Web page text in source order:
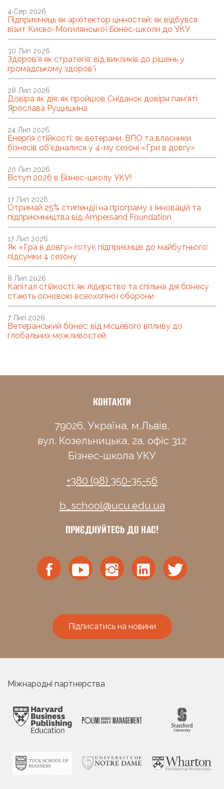
Підприємець як архітектор цінностей: як відбувся
візит Києво-Могилянської Бізнес-школи до УКУ
4 Сер 2026
Здоров’я як стратегія: від викликів до рішень у
громадському здоров’ї
30 Лип 2026
Довіра як дія: як пройшов Сніданок довіри пам’яті
Ярослава Рущишина
28 Лип 2026
Енергія стійкості: як ветерани, ВПО та власники
бізнесів об’єдналися у 4-му сезоні «Гри в довгу»
24 Лип 2026
Вступ 2026 в Бізнес-школу УКУ!
20 Лип 2026
Отримай 25% стипендії на програму з Інновацій та
підприємництва від Ampersand Foundation
17 Лип 2026
Як «Гра в довгу» готує підприємців до майбутнього:
підсумки 4 сезону
17 Лип 2026
Капітал стійкості: як лідерство та спільна дія бізнесу
стають основою всеохопної оборони
8 Лип 2026
Ветеранський бізнес: від місцевого впливу до
глобальних можливостей
7 Лип 2026
КОНТАКТИ
79026, Україна, м.Львів,
вул. Козельницька, 2а, офіс 312
Бізнес-школа УКУ
+380 (98) 350-35-56
b_school@ucu.edu.ua
ПРИЄДНУЙТЕСЬ ДО НАС!
Підписатись на новини
Міжнародні партнерства